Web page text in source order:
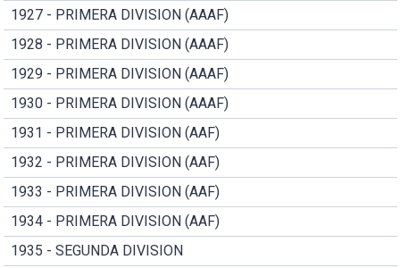
1927 - PRIMERA DIVISION (AAAF)
1928 - PRIMERA DIVISION (AAAF)
1929 - PRIMERA DIVISION (AAAF)
1930 - PRIMERA DIVISION (AAAF)
1931 - PRIMERA DIVISION (AAF)
1932 - PRIMERA DIVISION (AAF)
1933 - PRIMERA DIVISION (AAF)
1934 - PRIMERA DIVISION (AAF)
1935 - SEGUNDA DIVISION